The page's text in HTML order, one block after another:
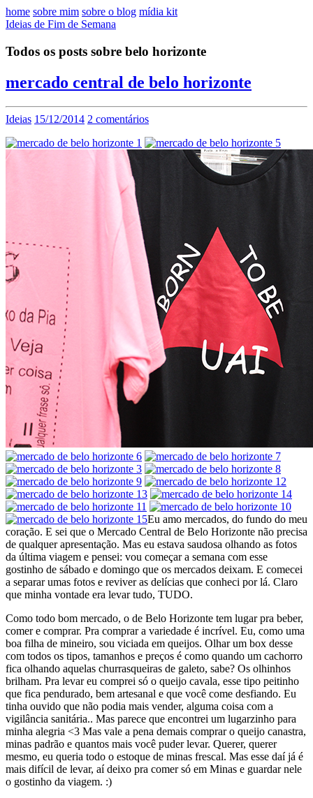
home sobre mim sobre o blog mídia kit
Ideias de Fim de Semana
Todos os posts sobre belo horizonte
mercado central de belo horizonte
Ideias 15/12/2014 2 comentários
Eu amo mercados, do fundo do meu
coração. E sei que o Mercado Central de Belo Horizonte não precisa
de qualquer apresentação. Mas eu estava saudosa olhando as fotos
da última viagem e pensei: vou começar a semana com esse
gostinho de sábado e domingo que os mercados deixam. E comecei
a separar umas fotos e reviver as delícias que conheci por lá. Claro
que minha vontade era levar tudo, TUDO.
Como todo bom mercado, o de Belo Horizonte tem lugar pra beber,
comer e comprar. Pra comprar a variedade é incrível. Eu, como uma
boa filha de mineiro, sou viciada em queijos. Olhar um box desse
com todos os tipos, tamanhos e preços é como quando um cachorro
fica olhando aquelas churrasqueiras de galeto, sabe? Os olhinhos
brilham. Pra levar eu comprei só o queijo cavala, esse tipo peitinho
que fica pendurado, bem artesanal e que você come desfiando. Eu
tinha ouvido que não podia mais vender, alguma coisa com a
vigilância sanitária.. Mas parece que encontrei um lugarzinho para
minha alegria <3 Mas vale a pena demais comprar o queijo canastra,
minas padrão e quantos mais você puder levar. Querer, querer
mesmo, eu queria todo o estoque de minas frescal. Mas esse daí já é
mais difícil de levar, aí deixo pra comer só em Minas e guardar nele
o gostinho da viagem. :)